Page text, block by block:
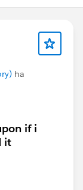
ha
if i
it